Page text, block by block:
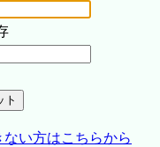
い方はこちらから